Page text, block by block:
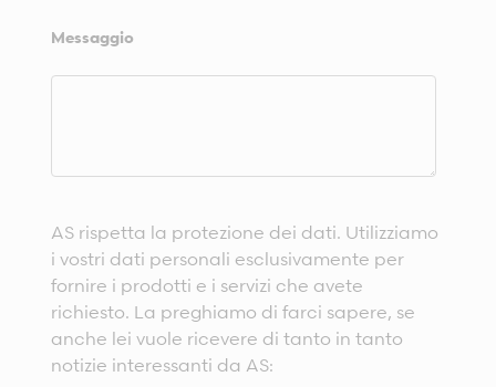
Messaggio
AS rispetta la protezione dei dati. Utilizziamo
i vostri dati personali esclusivamente per
fornire i prodotti e i servizi che avete
richiesto. La preghiamo di farci sapere, se
anche lei vuole ricevere di tanto in tanto
notizie interessanti da AS: